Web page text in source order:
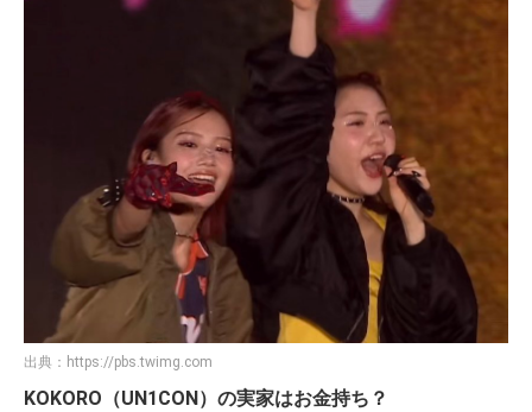
出典： https://pbs.twimg.com
KOKORO（UN1CON）の実家はお金持ち？